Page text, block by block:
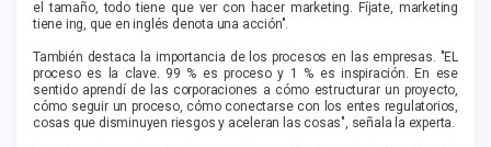
el tamaño, todo tiene que ver con hacer marketing. Fíjate, marketing
tiene ing, que en inglés denota una acción".
También destaca la importancia de los procesos en las empresas. "EL
proceso es la clave. 99 % es proceso y 1 % es inspiración. En ese
sentido aprendí de las corporaciones a cómo estructurar un proyecto,
cómo seguir un proceso, cómo conectarse con los entes regulatorios,
cosas que disminuyen riesgos y aceleran las cosas", señala la experta.